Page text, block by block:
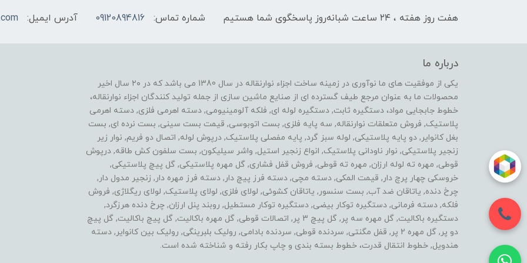
هفت روز هفته ، ۲۴ ساعت شبانه‌روز پاسخگوی شما هستیم شماره تماس: 09120894816 آدرس ایمیل:
درباره ما
یکی از موفقیت های ما نوآوری در زمینه ساخت اجزاء نوارنقاله در سال 1380 می باشد که در ۲۰ سال اخیر
محصولات ما به عنوان مرجع طیف گسترده ای از صنایع ماشین سازی از جمله تولید کنندگان اجزاء نوارنقاله،
خطوط جابجایی مواد، دستگیره ثابت, دستگیره لوله ای, فلکه آلومینیومی, دسته اهرمی فلزی, دسته اهرمی
پلاستیک, فروش متعلقات نوارنقاله, سه پایه فلزی, بست اتوبوسی, قیمت بست سینی, بست نرده ای, بست
بغل کانوایر, دو پایه پلاستیکی, لوله سبز گرد, پایه مفصلی پلاستیک, درپوش لوله, اتصال دو فریم, نوار زیر
زنجیر پلاستیکی, نوار ناودانی پلاستیک, انواع زنجیر استیل, واشر سیلیکون, بست سلفون کش طاقه, درپوش
قوطی, مهره ته لوله ارزان, مهره ته قوطی, فروش قفل فشاری, گل مهره پلاستیکی, گل پیچ پلاستیکی,
خروسکی چهار پرچ دار, قیمت المکی, دسته مچی, دسته فرز پیچ دار, دسته فرز مهره دار, زنجیر مدول دار,
چرخ دنده, یاتاقان ضد آب, بست سنسور, یاتاقان کشوئی, لولای فلزی, لولای پلاستیک, لولای ریگلاژی, فروش
فلکه, دسته فرمانی, دستگیره توکار بیضی, دستگیره توکار مستطیل, روبند پنل ارزان, چرخ دنده هرزگرد,
دستگیره باکالیت, گل مهره سه پر, گل پیچ 3 پر, اتصالات قوطی, گل مهره باکالیت, گل پیچ باکالیت, گل پیچ
دو پر, گل مهره 2 پر, قفل مگنتی, سردنده قوطی, سردنده بادامی, رولیک بلبرینگی, رولیک بین کانوایر, دسته
هندویل, خطوط انتقال قدرت، خطوط بسته بندی و چاپ بکار رفته و شناخته شده است.